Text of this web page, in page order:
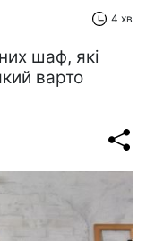
4 хв
шаф, які
варто